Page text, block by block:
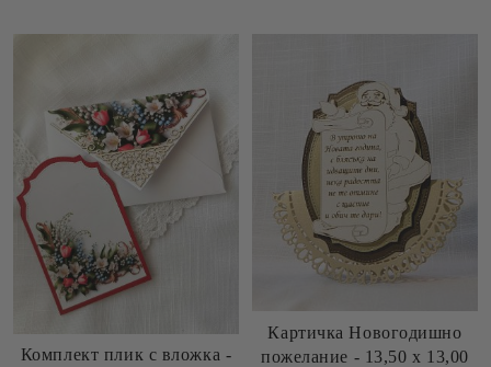
Комплект плик с вложка -
Картичка Новогодишно
пожелание - 13,50 х 13,00